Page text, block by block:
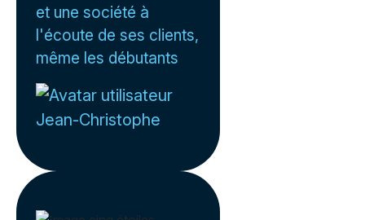
et une société à
l'écoute de ses clients,
même les débutants
Jean-Christophe